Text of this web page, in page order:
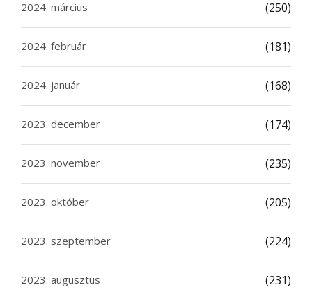
2024. március (250)
2024. február (181)
2024. január (168)
2023. december (174)
2023. november (235)
2023. október (205)
2023. szeptember (224)
2023. augusztus (231)